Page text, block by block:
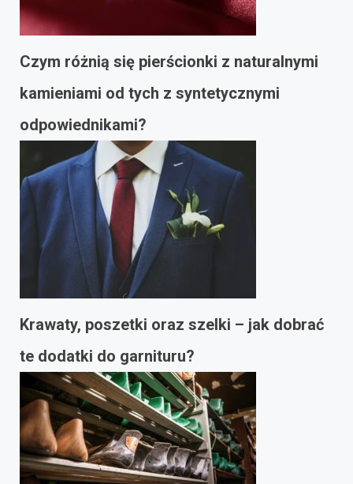
Czym różnią się pierścionki z naturalnymi
kamieniami od tych z syntetycznymi
odpowiednikami?
Krawaty, poszetki oraz szelki – jak dobrać
te dodatki do garnituru?